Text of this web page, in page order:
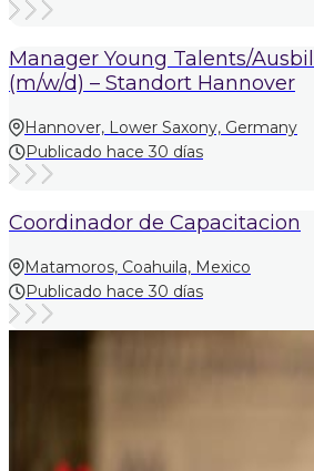
Manager Young Talents/
(m/w/d) – Standort Hannover
Hannover, Lower Saxony, Germany
Publicado hace 30 días
Coordinador de Capacitacion
Matamoros, Coahuila, Mexico
Publicado hace 30 días